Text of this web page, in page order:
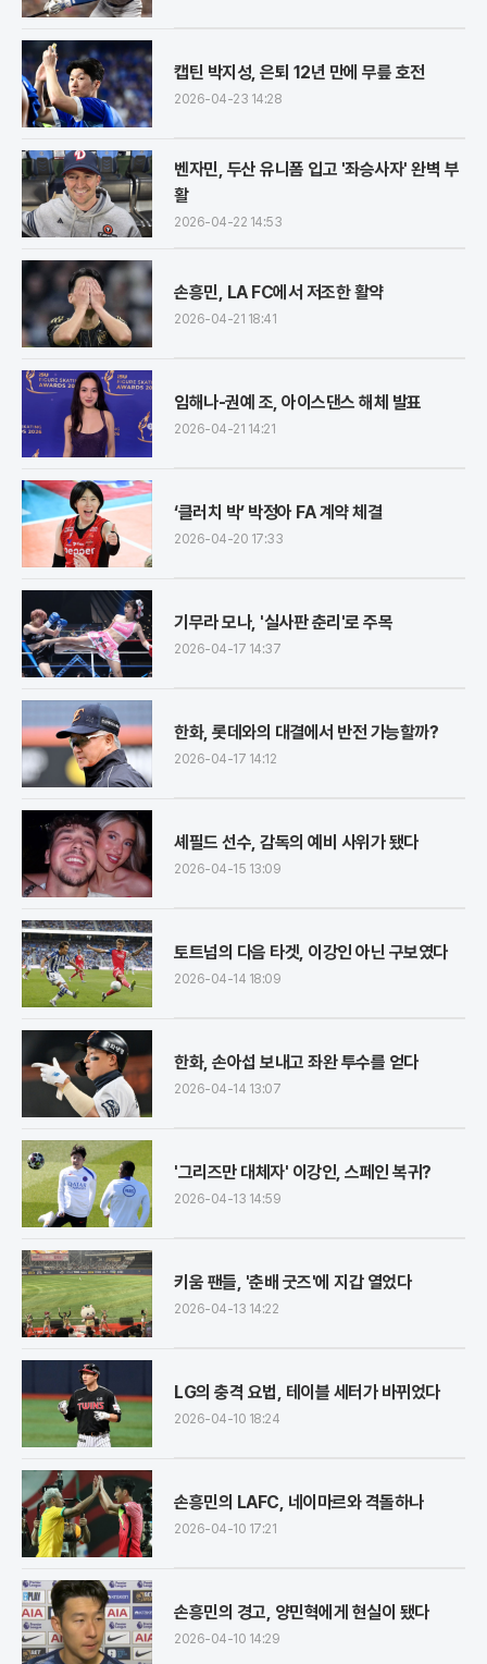
캡틴 박지성, 은퇴 12년 만에 무릎 호전
2026-04-23 14:28
벤자민, 두산 유니폼 입고 '좌승사자' 완벽 부
활
2026-04-22 14:53
손흥민, LA FC에서 저조한 활약
2026-04-21 18:41
임해나-권예 조, 아이스댄스 해체 발표
2026-04-21 14:21
‘클러치 박’ 박정아 FA 계약 체결
2026-04-20 17:33
기무라 모나, '실사판 춘리'로 주목
2026-04-17 14:37
한화, 롯데와의 대결에서 반전 가능할까?
2026-04-17 14:12
셰필드 선수, 감독의 예비 사위가 됐다
2026-04-15 13:09
토트넘의 다음 타겟, 이강인 아닌 구보였다
2026-04-14 18:09
한화, 손아섭 보내고 좌완 투수를 얻다
2026-04-14 13:07
'그리즈만 대체자' 이강인, 스페인 복귀?
2026-04-13 14:59
키움 팬들, '춘배 굿즈'에 지갑 열었다
2026-04-13 14:22
LG의 충격 요법, 테이블 세터가 바뀌었다
2026-04-10 18:24
손흥민의 LAFC, 네이마르와 격돌하나
2026-04-10 17:21
손흥민의 경고, 양민혁에게 현실이 됐다
2026-04-10 14:29